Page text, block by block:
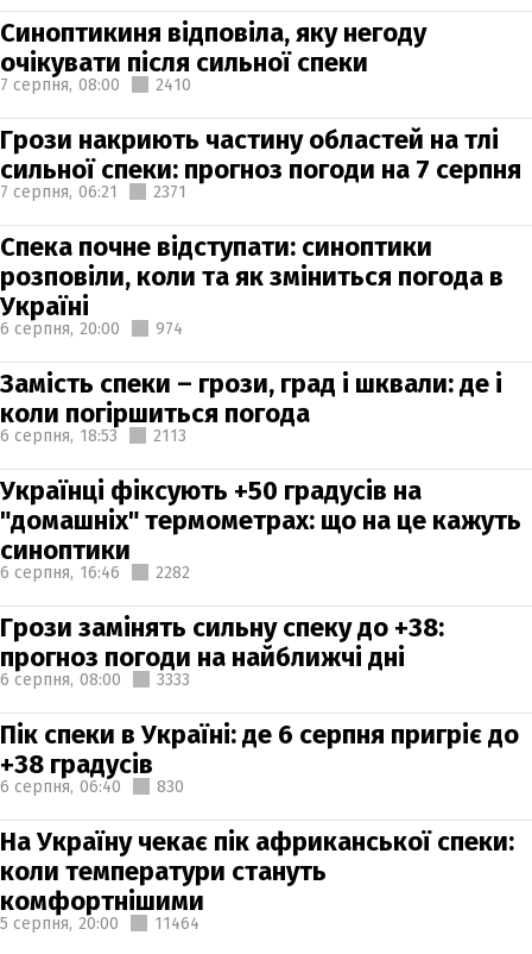
Синоптикиня відповіла, яку негоду
очікувати після сильної спеки
7 серпня, 08:00 2410
Грози накриють частину областей на тлі
сильної спеки: прогноз погоди на 7 серпня
7 серпня, 06:21 2371
Спека почне відступати: синоптики
розповіли, коли та як зміниться погода в
Україні
6 серпня, 20:00 974
Замість спеки – грози, град і шквали: де і
коли погіршиться погода
6 серпня, 18:53 2113
Українці фіксують +50 градусів на
"домашніх" термометрах: що на це кажуть
синоптики
6 серпня, 16:46 2282
Грози замінять сильну спеку до +38:
прогноз погоди на найближчі дні
6 серпня, 08:00 3333
Пік спеки в Україні: де 6 серпня пригріє до
+38 градусів
6 серпня, 06:40 830
На Україну чекає пік африканської спеки:
коли температури стануть
комфортнішими
5 серпня, 20:00 11464